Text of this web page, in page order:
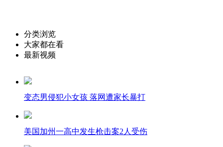
分类浏览
大家都在看
最新视频
变态男侵犯小女孩 落网遭家长暴打
美国加州一高中发生枪击案2人受伤